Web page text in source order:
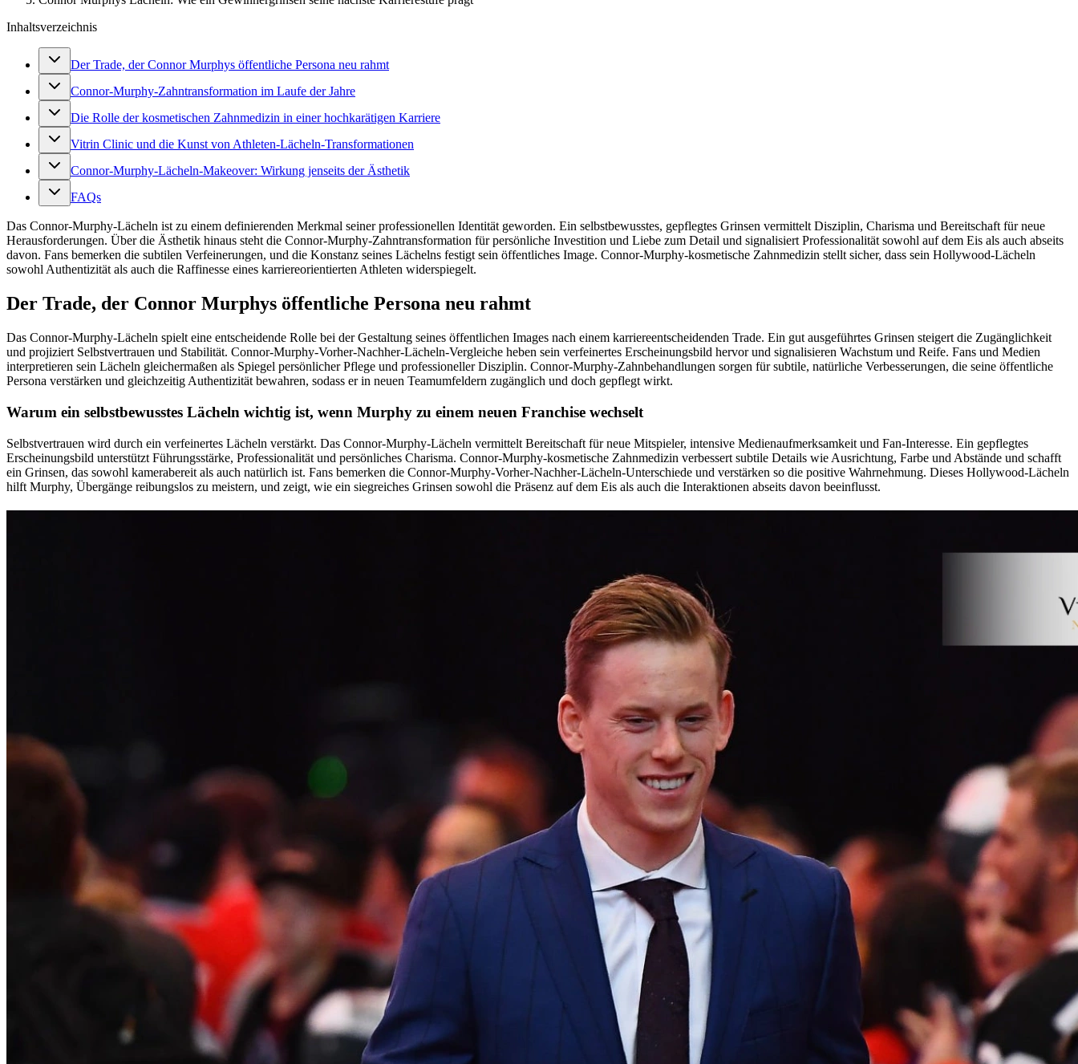
Inhaltsverzeichnis
Der Trade, der Connor Murphys öffentliche Persona neu rahmt
Connor-Murphy-Zahntransformation im Laufe der Jahre
Die Rolle der kosmetischen Zahnmedizin in einer hochkarätigen Karriere
Vitrin Clinic und die Kunst von Athleten-Lächeln-Transformationen
Connor-Murphy-Lächeln-Makeover: Wirkung jenseits der Ästhetik
FAQs
Das Connor-Murphy-Lächeln ist zu einem definierenden Merkmal seiner professionellen Identität geworden. Ein selbstbewusstes, gepflegtes Grinsen vermittelt Disziplin, Charisma und Bereitschaft für neue
Herausforderungen. Über die Ästhetik hinaus steht die Connor-Murphy-Zahntransformation für persönliche Investition und Liebe zum Detail und signalisiert Professionalität sowohl auf dem Eis als auch abseits
davon. Fans bemerken die subtilen Verfeinerungen, und die Konstanz seines Lächelns festigt sein öffentliches Image. Connor-Murphy-kosmetische Zahnmedizin stellt sicher, dass sein Hollywood-Lächeln
sowohl Authentizität als auch die Raffinesse eines karriereorientierten Athleten widerspiegelt.
Der Trade, der Connor Murphys öffentliche Persona neu rahmt
Das Connor-Murphy-Lächeln spielt eine entscheidende Rolle bei der Gestaltung seines öffentlichen Images nach einem karriereentscheidenden Trade. Ein gut ausgeführtes Grinsen steigert die Zugänglichkeit
und projiziert Selbstvertrauen und Stabilität. Connor-Murphy-Vorher-Nachher-Lächeln-Vergleiche heben sein verfeinertes Erscheinungsbild hervor und signalisieren Wachstum und Reife. Fans und Medien
interpretieren sein Lächeln gleichermaßen als Spiegel persönlicher Pflege und professioneller Disziplin. Connor-Murphy-Zahnbehandlungen sorgen für subtile, natürliche Verbesserungen, die seine öffentliche
Persona verstärken und gleichzeitig Authentizität bewahren, sodass er in neuen Teamumfeldern zugänglich und doch gepflegt wirkt.
Warum ein selbstbewusstes Lächeln wichtig ist, wenn Murphy zu einem neuen Franchise wechselt
Selbstvertrauen wird durch ein verfeinertes Lächeln verstärkt. Das Connor-Murphy-Lächeln vermittelt Bereitschaft für neue Mitspieler, intensive Medienaufmerksamkeit und Fan-Interesse. Ein gepflegtes
Erscheinungsbild unterstützt Führungsstärke, Professionalität und persönliches Charisma. Connor-Murphy-kosmetische Zahnmedizin verbessert subtile Details wie Ausrichtung, Farbe und Abstände und schafft
ein Grinsen, das sowohl kamerabereit als auch natürlich ist. Fans bemerken die Connor-Murphy-Vorher-Nachher-Lächeln-Unterschiede und verstärken so die positive Wahrnehmung. Dieses Hollywood-Lächeln
hilft Murphy, Übergänge reibungslos zu meistern, und zeigt, wie ein siegreiches Grinsen sowohl die Präsenz auf dem Eis als auch die Interaktionen abseits davon beeinflusst.